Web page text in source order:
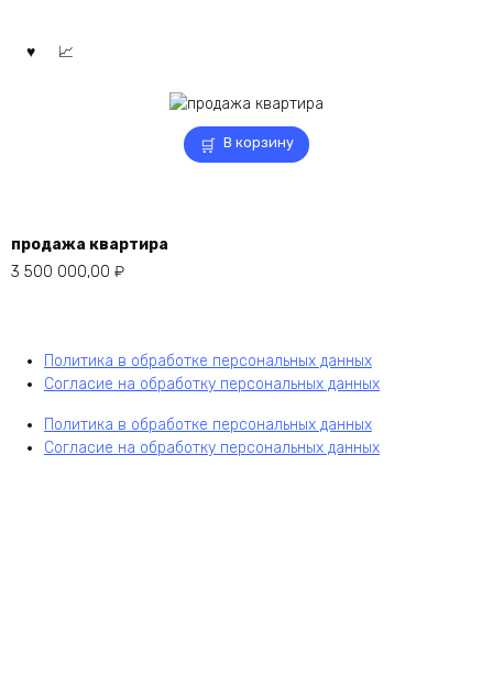
В корзину
продажа квартира
3 500 000,00 ₽
Политика в обработке персональных данных
Согласие на обработку персональных данных
Политика в обработке персональных данных
Согласие на обработку персональных данных